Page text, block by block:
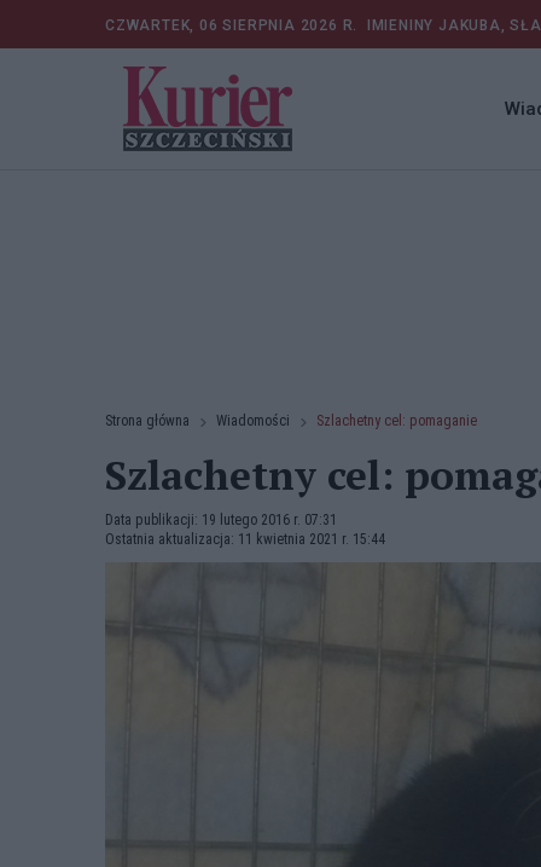
CZWARTEK, 06 SIERPNIA 2026 R. IMIENINY JAKUBA,
Strona główna Wiadomości Szlachetny cel: pomaganie
Szlachetny cel:
Data publikacji: 19 lutego 2016 r. 07:31
Ostatnia aktualizacja: 11 kwietnia 2021 r. 15:44